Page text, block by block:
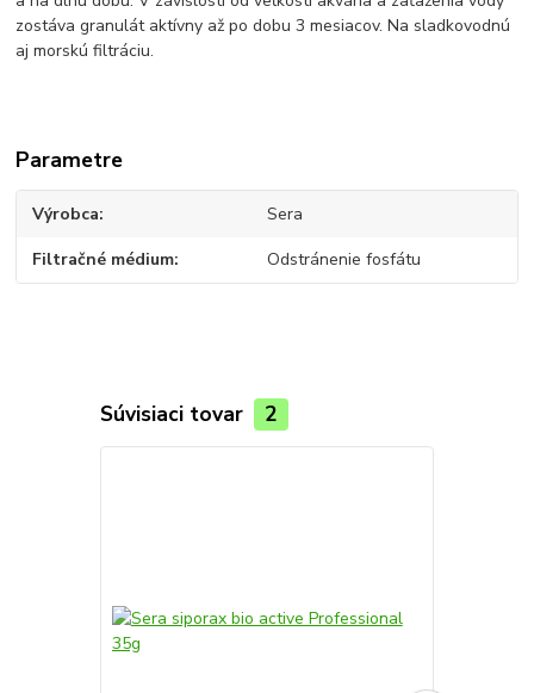
zostáva granulát aktívny až po dobu 3 mesiacov. Na sladkovodnú
aj morskú filtráciu.
Parametre
Výrobca Sera
Filtračné médium Odstránenie fosfátu
Súvisiaci tovar 2